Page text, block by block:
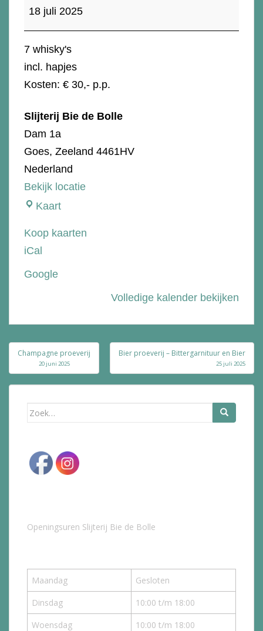
proeverij
18 juli 2025
7 whisky's
incl. hapjes
Kosten: € 30,- p.p.
Slijterij Bie de Bolle
Dam 1a
Goes, Zeeland 4461HV
Nederland
Bekijk locatie
KaartSlijterij
de
Koop kaarten
iCal
Google
Volledige kalender bekijken
Bericht
navigatie
Champagne proeverij
20 juni 2025
Bier proeverij – Bittergarnituur en Bier
25 juli 2025
Zoek
Openingsuren Slijterij Bie de Bolle
Maandag
Gesloten
Dinsdag
10:00 t/m 18:00
Woensdag
10:00 t/m 18:00